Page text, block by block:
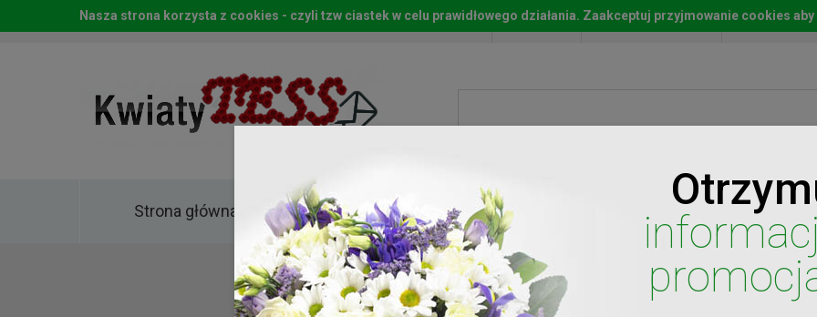
Start Moje konto Lista
Strona główna Kwiaty
Nasza strona korzysta z cookies - czyli tzw ciastek w celu prawidłowego działania. Zaakceptuj przyjmowanie cookies